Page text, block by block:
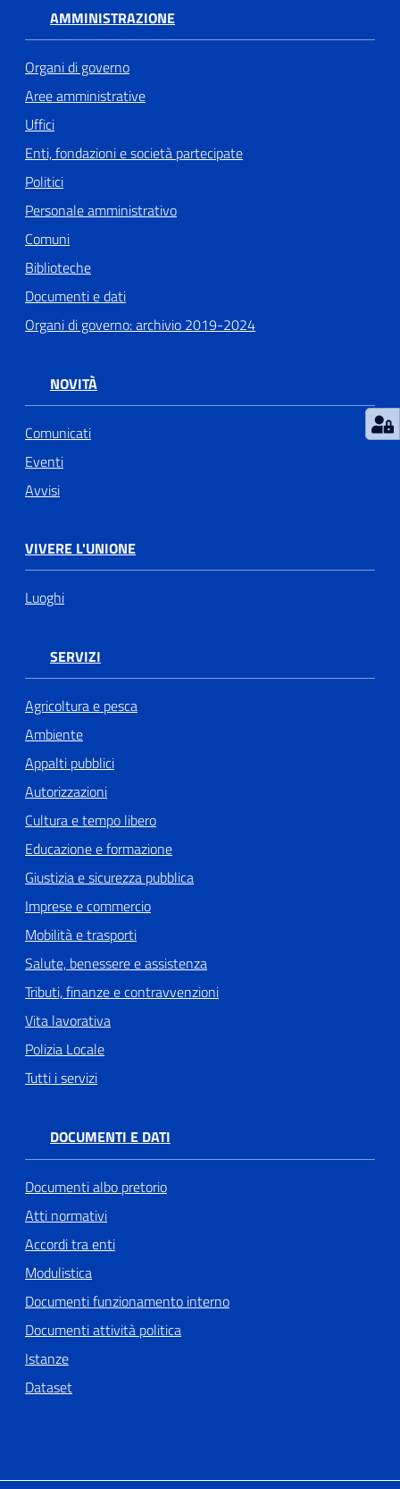
su
AMMINISTRAZIONE
Organi di governo
Aree amministrative
Uffici
Enti, fondazioni e società partecipate
Politici
Personale amministrativo
Comuni
Biblioteche
Documenti e dati
Organi di governo: archivio 2019-2024
NOVITÀ
Comunicati
Eventi
Avvisi
VIVERE L'UNIONE
Luoghi
SERVIZI
Agricoltura e pesca
Ambiente
Appalti pubblici
Autorizzazioni
Cultura e tempo libero
Educazione e formazione
Giustizia e sicurezza pubblica
Imprese e commercio
Mobilità e trasporti
Salute, benessere e assistenza
Tributi, finanze e contravvenzioni
Vita lavorativa
Polizia Locale
Tutti i servizi
DOCUMENTI E DATI
Documenti albo pretorio
Atti normativi
Accordi tra enti
Modulistica
Documenti funzionamento interno
Documenti attività politica
Istanze
Dataset